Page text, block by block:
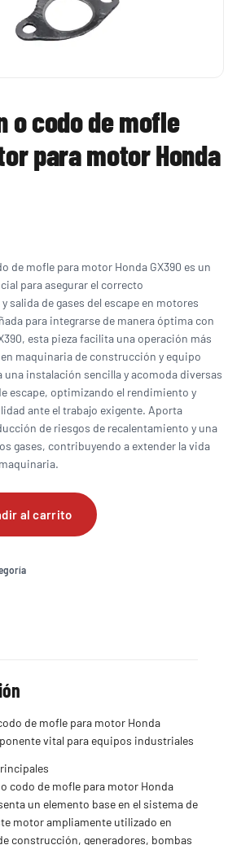
o codo de mofle
para motor Honda
de mofle para motor Honda GX390 es un
para asegurar el correcto
salida de gases del escape en motores
para integrarse de manera óptima con
esta pieza facilita una operación más
maquinaria de construcción y equipo
una instalación sencilla y acomoda diversas
escape, optimizando el rendimiento y
ante el trabajo exigente. Aporta
de riesgos de recalentamiento y una
gases, contribuyendo a extender la vida
al carrito
de mofle para motor Honda
vital para equipos industriales
codo de mofle para motor Honda
un elemento base en el sistema de
motor ampliamente utilizado en
construcción, generadores, bombas